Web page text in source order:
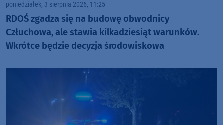
poniedziałek, 3 sierpnia 2026, 11:25
RDOŚ zgadza się na budowę obwodnicy
Człuchowa, ale stawia kilkadziesiąt warunków.
Wkrótce będzie decyzja środowiskowa